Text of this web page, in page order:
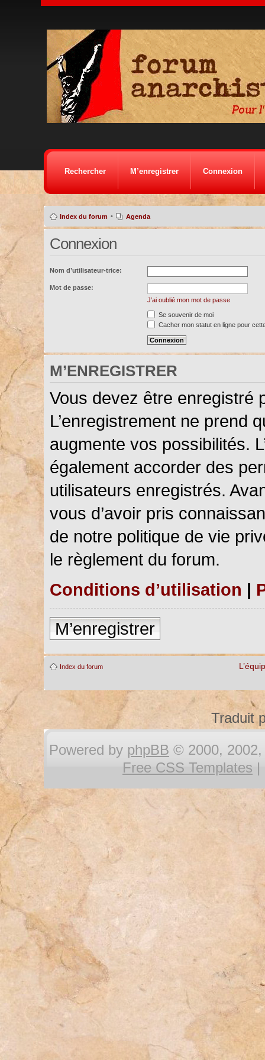
Rechercher M’enregistrer Connexion
Index du forum • Agenda
Connexion
Nom d’utilisateur-trice:
Mot de passe:
J’ai oublié mon mot de passe
Se souvenir de moi
Cacher mon statut en ligne pour
M’ENREGISTRER
Vous devez être enregistré
L’enregistrement ne prend
augmente vos possibilités.
également accorder des
utilisateurs enregistrés.
vous d’avoir pris
de notre politique de vie
le règlement du forum.
Conditions d’utilisation |
M’enregistrer
Index du forum
Traduit
Powered by phpBB © 2000, 2002,
Free CSS Templates |